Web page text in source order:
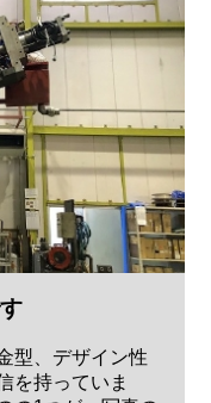
型、デザイン性
を持っていま